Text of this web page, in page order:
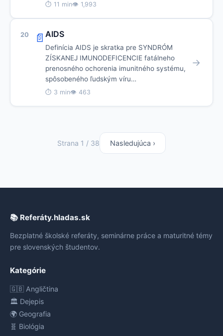
⏱ 11 min👁 1,993
20 📄 AIDS
Definícia AIDS je skratka pre SYNDRÓM
ZÍSKANEJ IMUNODEFICENCIE fatálneho
prenosného ochorenia imunitného systému,
spôsobeného ľudským víru…
⏱ 3 min👁 463
→
Strana 1 / 38 Nasledujúca ›
📚 Referáty.hladas.sk
Bezplatné školské referáty, seminárne práce a maturitné témy
pre slovenských študentov.
Kategórie
🇬🇧 Angličtina
🏛️ Dejepis
🌍 Geografia
🧬 Biológia